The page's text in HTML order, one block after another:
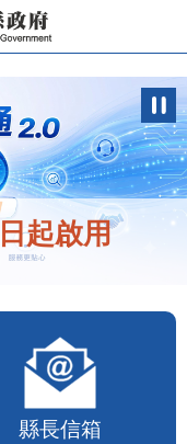
起啟用
縣長信箱